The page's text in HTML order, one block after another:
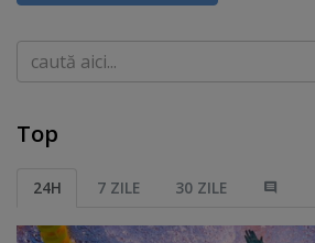
Caută
Top
24H 7 ZILE 30 ZILE